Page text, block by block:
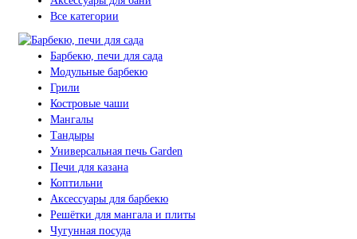
Все категории
Барбекю, печи для сада
Модульные барбекю
Грили
Костровые чаши
Мангалы
Тандыры
Универсальная печь Garden
Печи для казана
Коптильни
Аксессуары для барбекю
Решётки для мангала и плиты
Чугунная посуда